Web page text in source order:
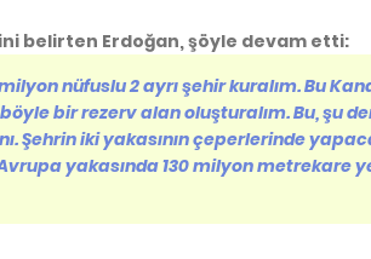
belirten Erdoğan, şöyle devam etti:
nüfuslu 2 ayrı şehir kuralım. Bu
bir rezerv alan oluşturalım. Bu, şu
Şehrin iki yakasının çeperlerinde
yakasında 130 milyon metrekare